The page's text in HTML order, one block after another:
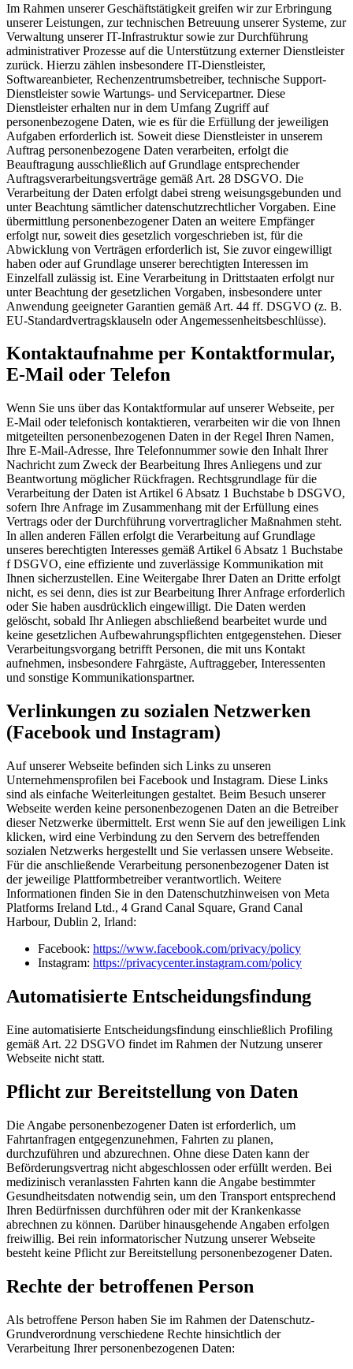
Im Rahmen unserer Geschäftstätigkeit greifen wir zur Erbringung
unserer Leistungen, zur technischen Betreuung unserer Systeme, zur
Verwaltung unserer IT-Infrastruktur sowie zur Durchführung
administrativer Prozesse auf die Unterstützung externer Dienstleister
zurück. Hierzu zählen insbesondere IT-Dienstleister,
Softwareanbieter, Rechenzentrumsbetreiber, technische Support-
Dienstleister sowie Wartungs- und Servicepartner. Diese
Dienstleister erhalten nur in dem Umfang Zugriff auf
personenbezogene Daten, wie es für die Erfüllung der jeweiligen
Aufgaben erforderlich ist. Soweit diese Dienstleister in unserem
Auftrag personenbezogene Daten verarbeiten, erfolgt die
Beauftragung ausschließlich auf Grundlage entsprechender
Auftragsverarbeitungsverträge gemäß Art. 28 DSGVO. Die
Verarbeitung der Daten erfolgt dabei streng weisungsgebunden und
unter Beachtung sämtlicher datenschutzrechtlicher Vorgaben. Eine
übermittlung personenbezogener Daten an weitere Empfänger
erfolgt nur, soweit dies gesetzlich vorgeschrieben ist, für die
Abwicklung von Verträgen erforderlich ist, Sie zuvor eingewilligt
haben oder auf Grundlage unserer berechtigten Interessen im
Einzelfall zulässig ist. Eine Verarbeitung in Drittstaaten erfolgt nur
unter Beachtung der gesetzlichen Vorgaben, insbesondere unter
Anwendung geeigneter Garantien gemäß Art. 44 ff. DSGVO (z. B.
EU-Standardvertragsklauseln oder Angemessenheitsbeschlüsse).
Kontaktaufnahme per Kontaktformular,
E-Mail oder Telefon
Wenn Sie uns über das Kontaktformular auf unserer Webseite, per
E-Mail oder telefonisch kontaktieren, verarbeiten wir die von Ihnen
mitgeteilten personenbezogenen Daten in der Regel Ihren Namen,
Ihre E-Mail-Adresse, Ihre Telefonnummer sowie den Inhalt Ihrer
Nachricht zum Zweck der Bearbeitung Ihres Anliegens und zur
Beantwortung möglicher Rückfragen. Rechtsgrundlage für die
Verarbeitung der Daten ist Artikel 6 Absatz 1 Buchstabe b DSGVO,
sofern Ihre Anfrage im Zusammenhang mit der Erfüllung eines
Vertrags oder der Durchführung vorvertraglicher Maßnahmen steht.
In allen anderen Fällen erfolgt die Verarbeitung auf Grundlage
unseres berechtigten Interesses gemäß Artikel 6 Absatz 1 Buchstabe
f DSGVO, eine effiziente und zuverlässige Kommunikation mit
Ihnen sicherzustellen. Eine Weitergabe Ihrer Daten an Dritte erfolgt
nicht, es sei denn, dies ist zur Bearbeitung Ihrer Anfrage erforderlich
oder Sie haben ausdrücklich eingewilligt. Die Daten werden
gelöscht, sobald Ihr Anliegen abschließend bearbeitet wurde und
keine gesetzlichen Aufbewahrungspflichten entgegenstehen. Dieser
Verarbeitungsvorgang betrifft Personen, die mit uns Kontakt
aufnehmen, insbesondere Fahrgäste, Auftraggeber, Interessenten
und sonstige Kommunikationspartner.
Verlinkungen zu sozialen Netzwerken
(Facebook und Instagram)
Auf unserer Webseite befinden sich Links zu unseren
Unternehmensprofilen bei Facebook und Instagram. Diese Links
sind als einfache Weiterleitungen gestaltet. Beim Besuch unserer
Webseite werden keine personenbezogenen Daten an die Betreiber
dieser Netzwerke übermittelt. Erst wenn Sie auf den jeweiligen Link
klicken, wird eine Verbindung zu den Servern des betreffenden
sozialen Netzwerks hergestellt und Sie verlassen unsere Webseite.
Für die anschließende Verarbeitung personenbezogener Daten ist
der jeweilige Plattformbetreiber verantwortlich. Weitere
Informationen finden Sie in den Datenschutzhinweisen von Meta
Platforms Ireland Ltd., 4 Grand Canal Square, Grand Canal
Harbour, Dublin 2, Irland:
Facebook: https://www.facebook.com/privacy/policy
Instagram: https://privacycenter.instagram.com/policy
Automatisierte Entscheidungsfindung
Eine automatisierte Entscheidungsfindung einschließlich Profiling
gemäß Art. 22 DSGVO findet im Rahmen der Nutzung unserer
Webseite nicht statt.
Pflicht zur Bereitstellung von Daten
Die Angabe personenbezogener Daten ist erforderlich, um
Fahrtanfragen entgegenzunehmen, Fahrten zu planen,
durchzuführen und abzurechnen. Ohne diese Daten kann der
Beförderungsvertrag nicht abgeschlossen oder erfüllt werden. Bei
medizinisch veranlassten Fahrten kann die Angabe bestimmter
Gesundheitsdaten notwendig sein, um den Transport entsprechend
Ihren Bedürfnissen durchführen oder mit der Krankenkasse
abrechnen zu können. Darüber hinausgehende Angaben erfolgen
freiwillig. Bei rein informatorischer Nutzung unserer Webseite
besteht keine Pflicht zur Bereitstellung personenbezogener Daten.
Rechte der betroffenen Person
Als betroffene Person haben Sie im Rahmen der Datenschutz-
Grundverordnung verschiedene Rechte hinsichtlich der
Verarbeitung Ihrer personenbezogenen Daten: